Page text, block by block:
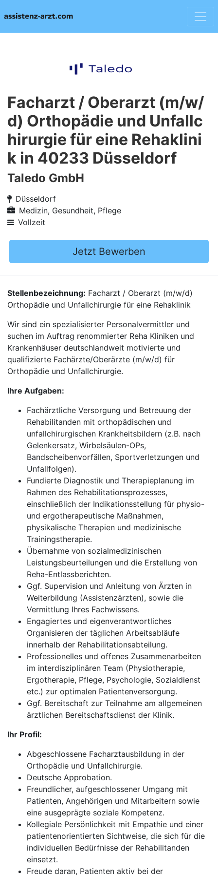
Facharzt / Oberarzt (m/w/
d) Orthopädie und Unfallc
hirurgie für eine Rehaklini
k in 40233 Düsseldorf
Taledo GmbH
Düsseldorf
Medizin, Gesundheit, Pflege
Vollzeit
Jetzt Bewerben
Stellenbezeichnung: Facharzt / Oberarzt (m/w/d)
Orthopädie und Unfallchirurgie für eine Rehaklinik
Wir sind ein spezialisierter Personalvermittler und
suchen im Auftrag renommierter Reha Kliniken und
Krankenhäuser deutschlandweit motivierte und
qualifizierte Fachärzte/Oberärzte (m/w/d) für
Orthopädie und Unfallchirurgie.
Ihre Aufgaben:
Fachärztliche Versorgung und Betreuung der
Rehabilitanden mit orthopädischen und
unfallchirurgischen Krankheitsbildern (z.B. nach
Gelenkersatz, Wirbelsäulen-OPs,
Bandscheibenvorfällen, Sportverletzungen und
Unfallfolgen).
Fundierte Diagnostik und Therapieplanung im
Rahmen des Rehabilitationsprozesses,
einschließlich der Indikationsstellung für physio-
und ergotherapeutische Maßnahmen,
physikalische Therapien und medizinische
Trainingstherapie.
Übernahme von sozialmedizinischen
Leistungsbeurteilungen und die Erstellung von
Reha-Entlassberichten.
Ggf. Supervision und Anleitung von Ärzten in
Weiterbildung (Assistenzärzten), sowie die
Vermittlung Ihres Fachwissens.
Engagiertes und eigenverantwortliches
Organisieren der täglichen Arbeitsabläufe
innerhalb der Rehabilitationsabteilung.
Professionelles und offenes Zusammenarbeiten
im interdisziplinären Team (Physiotherapie,
Ergotherapie, Pflege, Psychologie, Sozialdienst
etc.) zur optimalen Patientenversorgung.
Ggf. Bereitschaft zur Teilnahme am allgemeinen
ärztlichen Bereitschaftsdienst der Klinik.
Ihr Profil:
Abgeschlossene Facharztausbildung in der
Orthopädie und Unfallchirurgie.
Deutsche Approbation.
Freundlicher, aufgeschlossener Umgang mit
Patienten, Angehörigen und Mitarbeitern sowie
eine ausgeprägte soziale Kompetenz.
Kollegiale Persönlichkeit mit Empathie und einer
patientenorientierten Sichtweise, die sich für die
individuellen Bedürfnisse der Rehabilitanden
einsetzt.
Freude daran, Patienten aktiv bei der